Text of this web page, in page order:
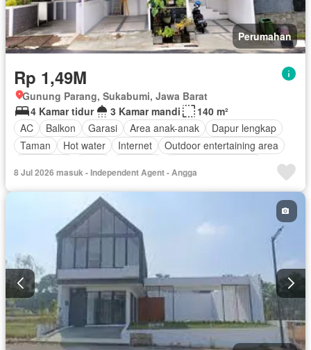
Perumahan
Rp 1,49M
Gunung Parang, Sukabumi, Jawa Barat
4 Kamar tidur
3 Kamar mandi
140 m²
AC
Balkon Garasi Area anak-anak
Dapur lengkap
Taman
Hot water Internet
Outdoor entertaining area
8 Jul 2026 masuk - Independent Agent - Angga